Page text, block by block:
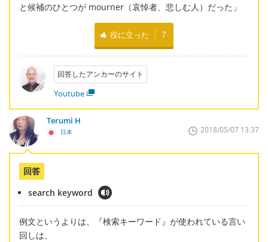
と候補のひとつが mourner（哀悼者、悲しむ人）だった」
役に立った 7
回答したアンカーのサイト
Youtube
Terumi H
日本 2018/05/07 13:37
回答
search keyword
例文というよりは、『検索キーワード』が使われている言い
回しは、